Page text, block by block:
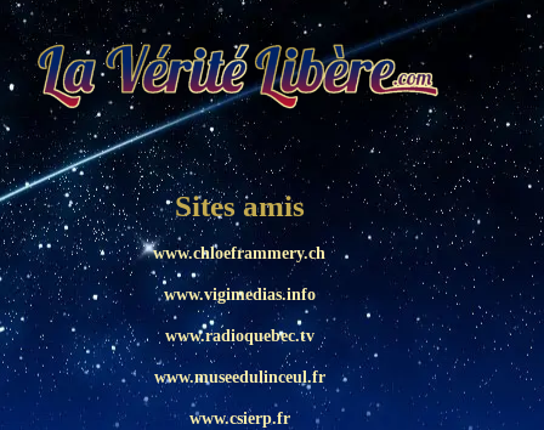
Sites amis
www.chloeframmery.ch
www.vigimedias.info
www.radioquebec.tv
www.museedulinceul.fr
www.csierp.fr